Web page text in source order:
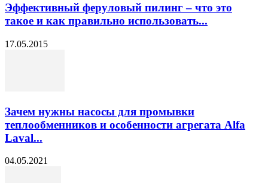
Эффективный феруловый пилинг – что это
такое и как правильно использовать...
17.05.2015
Зачем нужны насосы для промывки
теплообменников и особенности агрегата Alfa
Laval...
04.05.2021